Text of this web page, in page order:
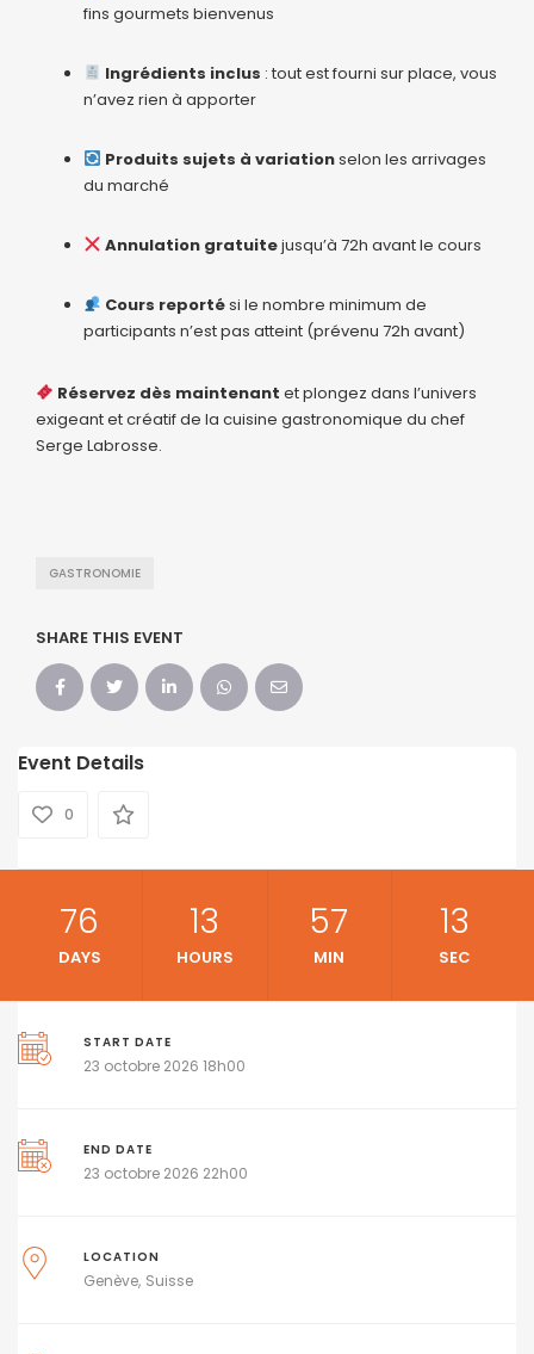
fins gourmets bienvenus
Ingrédients inclus : tout est fourni sur place, vous
n’avez rien à apporter
Produits sujets à variationselon les arrivages
du marché
Annulation gratuitejusqu’à 72h avant le cours
Cours reportési le nombre minimum de
participants n’est pas atteint (prévenu 72h avant)
Réservez dès maintenant et plongez dans l’univers
exigeant et créatif de la cuisine gastronomique du chef
Serge Labrosse.
GASTRONOMIE
SHARE THIS EVENT
Event Details
0
76
DAYS
13
HOURS
57
MIN
12
SEC
START DATE
23 octobre 2026 18h00
END DATE
23 octobre 2026 22h00
LOCATION
Genève Suisse